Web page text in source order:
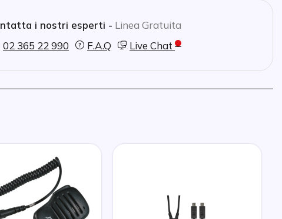
i nostri esperti - Linea Gratuita
02 365 22 990
F.A.Q Live Chat